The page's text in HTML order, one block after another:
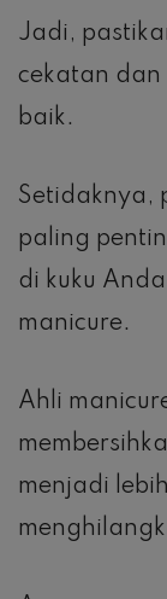
Jadi,
cekatan dan
baik.
Setidaknya,
paling
di kuku
manicure.
Ahli
menjadi